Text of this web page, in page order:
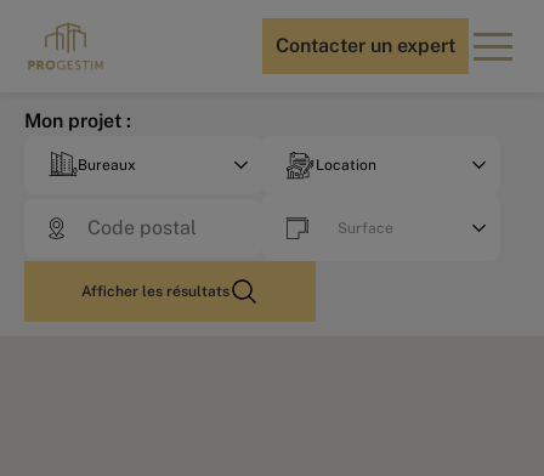
Contacter un expert
Mon projet :
Bureaux Location
Surface
Afficher les résultats